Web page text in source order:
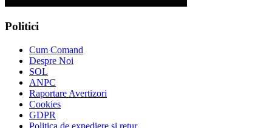
Politici
Cum Comand
Despre Noi
SOL
ANPC
Raportare Avertizori
Cookies
GDPR
Politica de expediere și retur